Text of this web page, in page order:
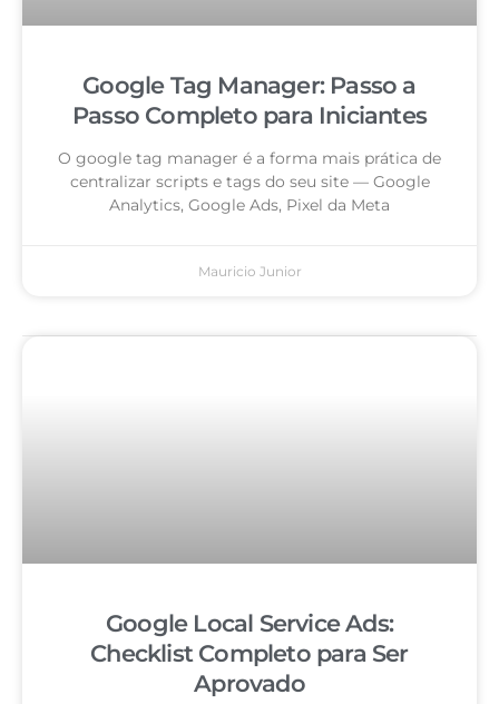
Google Tag Manager: Passo a
Passo Completo para Iniciantes
O google tag manager é a forma mais prática de
centralizar scripts e tags do seu site — Google
Analytics, Google Ads, Pixel da Meta
Mauricio Junior
Google Local Service Ads:
Checklist Completo para Ser
Aprovado